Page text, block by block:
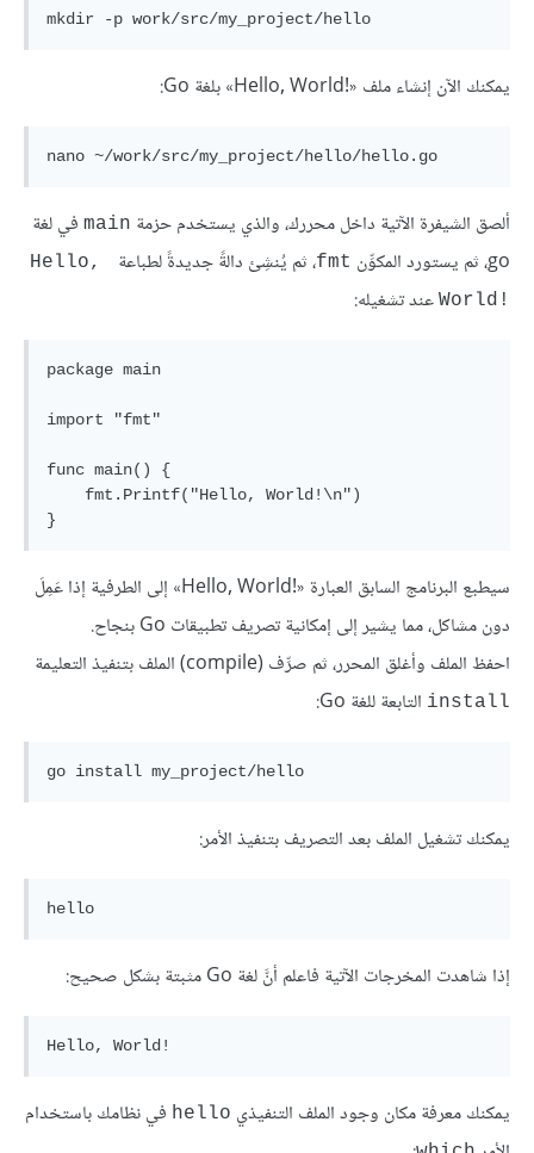
mkdir -p work/src/my_project/hello
يمكنك الآن إنشاء ملف «Hello, World!‎» بلغة Go:
nano ~/work/src/my_project/hello/hello.go
ألصق الشيفرة الآتية داخل محررك، والذي يستخدم حزمة main في لغة
go، ثم يستورد المكوِّن
fmt، ثم يُنشِئ دالةً جديدةً لطباعة
Hello,
World!‎ عند تشغيله:
package main
import "fmt"
func main() {
}
سيطبع البرنامج السابق العبارة «Hello, World!‎» إلى الطرفية إذا عَمِلَ
دون مشاكل، مما يشير إلى إمكانية تصريف تطبيقات Go بنجاح.
احفظ الملف وأغلق المحرر، ثم صرِّف (compile) الملف بتنفيذ التعليمة
install التابعة للغة Go:
go install my_project/hello
يمكنك تشغيل الملف بعد التصريف بتنفيذ الأمر:
hello
إذا شاهدت المخرجات الآتية فاعلم أنَّ لغة Go مثبتة بشكل صحيح:
Hello, World!
يمكنك معرفة مكان وجود الملف التنفيذي hello في نظامك باستخدام